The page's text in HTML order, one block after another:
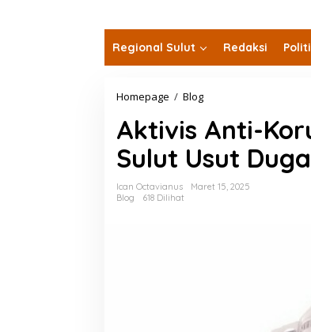
Regional Sulut Redaksi
Homepage / BlogAktivis
Korupsi
Apresiasi
Langkah
Kejati
Sulut
Aktivis Anti-
Sulut Usut
Ican Octavianus
Maret 15, 2025
Blog
618 Dilihat